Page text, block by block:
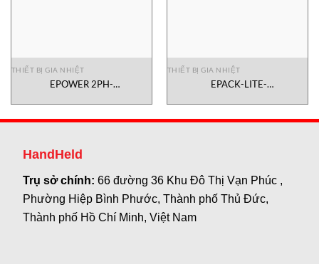
THIẾT BỊ GIA NHIỆT
EPOWER 2PH-
Controller Eurotherm Vietnam
THIẾT BỊ GIA NHIỆT
EPACK-LITE-
Compact Power Controller
Eurotherm Vietnam
HandHeld
Trụ sở chính:66 đường 36 Khu Đô Thị Vạn Phúc ,
Phường Hiệp Bình Phước, Thành phố Thủ Đức,
Thành phố Hồ Chí Minh, Việt Nam